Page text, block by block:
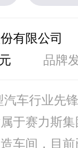
有限公司
品牌
车行业先
于赛力斯
车间，目